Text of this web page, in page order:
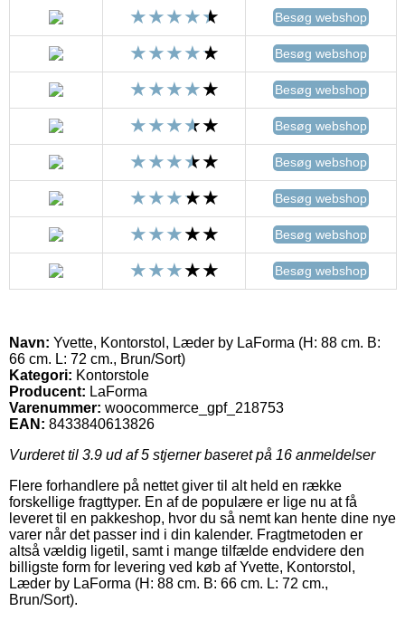
Besøg webshop
Besøg webshop
Besøg webshop
Besøg webshop
Besøg webshop
Besøg webshop
Besøg webshop
Besøg webshop
Navn: Yvette, Kontorstol, Læder by LaForma (H: 88 cm. B:
66 cm. L: 72 cm., Brun/Sort)
Kategori: Kontorstole
Producent: LaForma
Varenummer: woocommerce_gpf_218753
EAN: 8433840613826
Vurderet til 3.9 ud af 5 stjerner baseret på 16 anmeldelser
Flere forhandlere på nettet giver til alt held en række
forskellige fragttyper. En af de populære er lige nu at få
leveret til en pakkeshop, hvor du så nemt kan hente dine nye
varer når det passer ind i din kalender. Fragtmetoden er
altså vældig ligetil, samt i mange tilfælde endvidere den
billigste form for levering ved køb af Yvette, Kontorstol,
Læder by LaForma (H: 88 cm. B: 66 cm. L: 72 cm.,
Brun/Sort).